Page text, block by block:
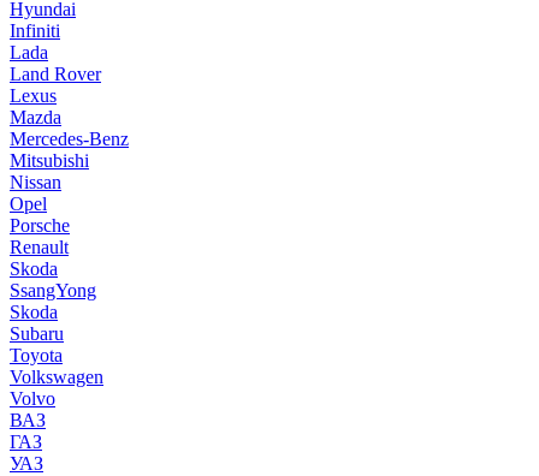
Hyundai
Infiniti
Lada
Land Rover
Lexus
Mazda
Mercedes-Benz
Mitsubishi
Nissan
Opel
Porsche
Renault
Skoda
SsangYong
Skoda
Subaru
Toyota
Volkswagen
Volvo
ВАЗ
ГАЗ
УАЗ